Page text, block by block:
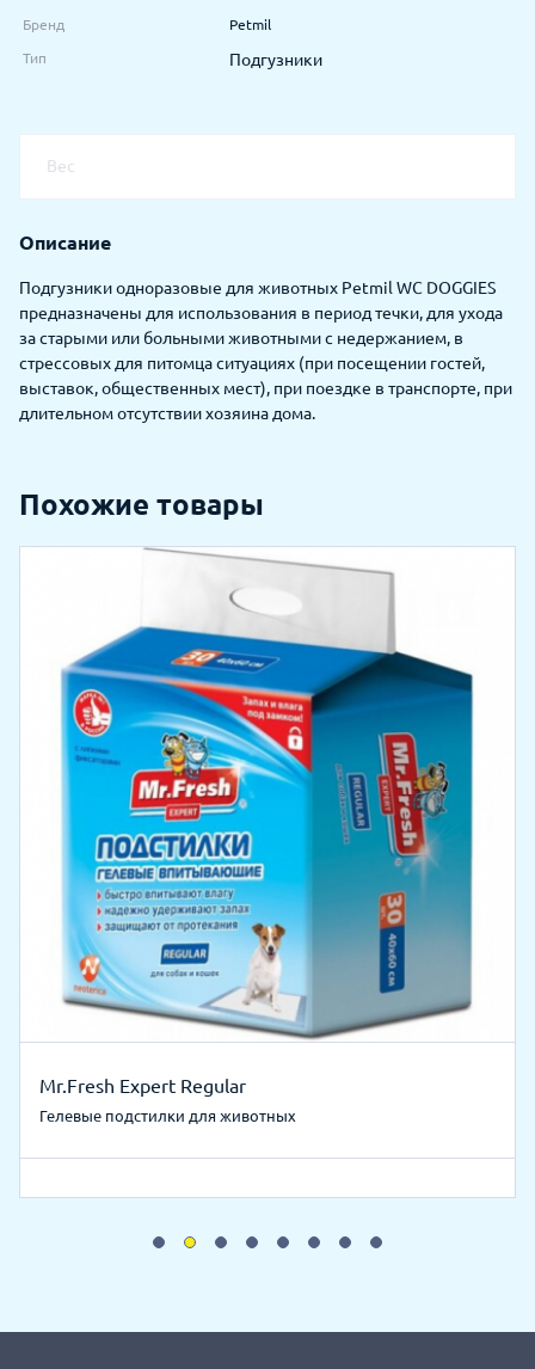
Бренд Petmil
Тип Подгузники
Вес
Описание
Подгузники одноразовые для животных Petmil WC DOGGIES
предназначены для использования в период течки, для ухода
за старыми или больными животными с недержанием, в
стрессовых для питомца ситуациях (при посещении гостей,
выставок, общественных мест), при поездке в транспорте, при
длительном отсутствии хозяина дома.
Похожие товары
Mr.Fresh Expert Regular
Гелевые подстилки для животных